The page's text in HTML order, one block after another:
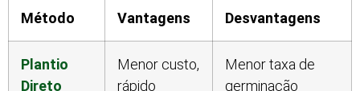
Método Vantagens Desvantagens
Plantio
Direto
Menor custo,
rápido
Menor taxa de
germinação